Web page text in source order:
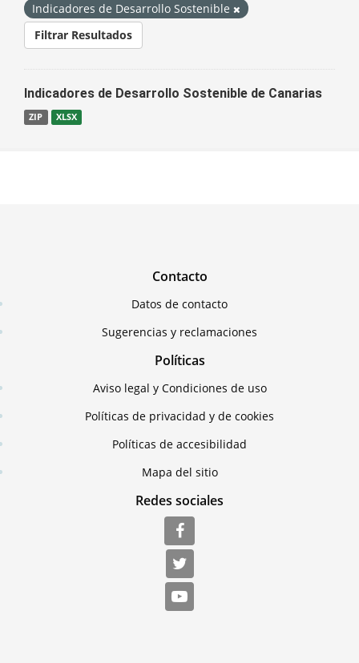
Indicadores de Desarrollo Sostenible
Filtrar Resultados
Indicadores de Desarrollo Sostenible de Canarias
ZIP XLSX
Contacto
Datos de contacto
Sugerencias y reclamaciones
Políticas
Aviso legal y Condiciones de uso
Políticas de privacidad y de cookies
Políticas de accesibilidad
Mapa del sitio
Redes sociales